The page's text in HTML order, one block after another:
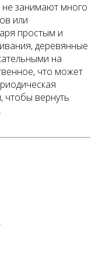
занимают много
или
простым и
деревянные
на
что может
чтобы вернуть